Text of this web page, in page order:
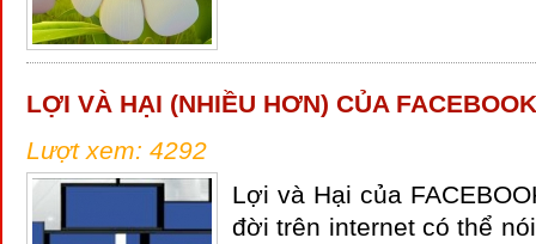
LỢI VÀ HẠI (NHIỀU HƠN) CỦA FACEBOOK
Lượt xem: 4292
Lợi và Hại của
đời trên internet có thể